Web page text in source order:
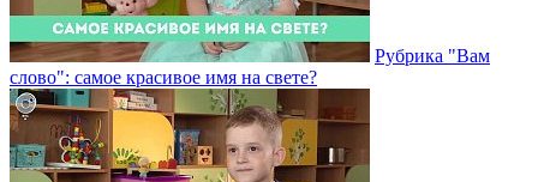
Рубрика "Вам
слово": самое красивое имя на свете?